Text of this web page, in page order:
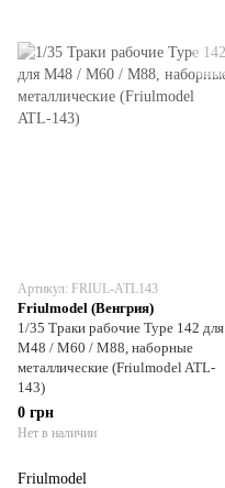
Артикул: FRIUL-ATL143
Friulmodel (Венгрия)
1/35 Траки рабочие Type 142 для
M48 / M60 / M88, наборные
металлические (Friulmodel ATL-
143)
0 грн
Нет в наличии
Friulmodel